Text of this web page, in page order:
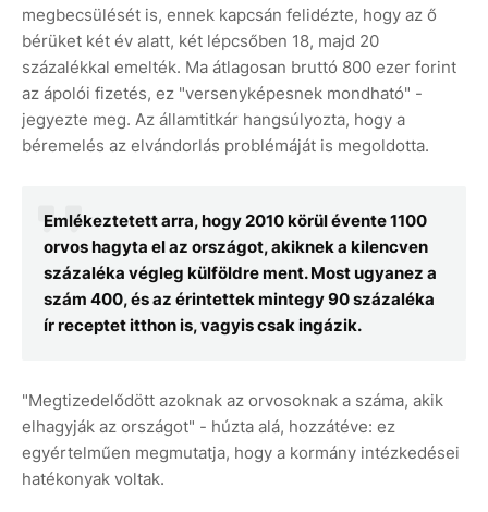
megbecsülését is, ennek kapcsán felidézte, hogy az ő
bérüket két év alatt, két lépcsőben 18, majd 20
százalékkal emelték. Ma átlagosan bruttó 800 ezer forint
az ápolói fizetés, ez "versenyképesnek mondható" -
jegyezte meg. Az államtitkár hangsúlyozta, hogy a
béremelés az elvándorlás problémáját is megoldotta.
Emlékeztetett arra, hogy 2010 körül évente 1100
orvos hagyta el az országot, akiknek a kilencven
százaléka végleg külföldre ment. Most ugyanez a
szám 400, és az érintettek mintegy 90 százaléka
ír receptet itthon is, vagyis csak ingázik.
"Megtizedelődött azoknak az orvosoknak a száma, akik
elhagyják az országot" - húzta alá, hozzátéve: ez
egyértelműen megmutatja, hogy a kormány intézkedései
hatékonyak voltak.